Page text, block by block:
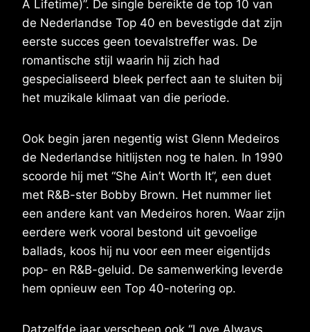
A Lifetime)”. De single bereikte de top 10 van
de Nederlandse Top 40 en bevestigde dat zijn
eerste succes geen toevalstreffer was. De
romantische stijl waarin hij zich had
gespecialiseerd bleek perfect aan te sluiten bij
het muzikale klimaat van die periode.
Ook begin jaren negentig wist Glenn Medeiros
de Nederlandse hitlijsten nog te halen. In 1990
scoorde hij met “She Ain’t Worth It”, een duet
met R&B-ster Bobby Brown. Het nummer liet
een andere kant van Medeiros horen. Waar zijn
eerdere werk vooral bestond uit gevoelige
ballads, koos hij nu voor een meer eigentijds
pop- en R&B-geluid. De samenwerking leverde
hem opnieuw een Top 40-notering op.
Datzelfde jaar verscheen ook “Love Always